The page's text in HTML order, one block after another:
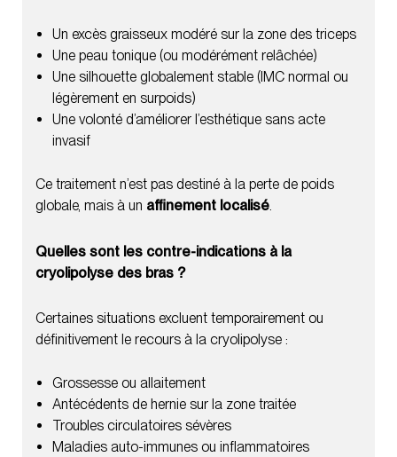
Un excès graisseux modéré sur la zone des triceps
Une peau tonique (ou modérément relâchée)
Une silhouette globalement stable (IMC normal ou
légèrement en surpoids)
Une volonté d’améliorer l’esthétique sans acte
invasif
Ce traitement n’est pas destiné à la perte de poids
globale, mais à un affinement localisé
Quelles sont les contre-indications à la
cryolipolyse des bras ?
Certaines situations excluent temporairement ou
définitivement le recours à la cryolipolyse :
Grossesse ou allaitement
Antécédents de hernie sur la zone traitée
Troubles circulatoires sévères
Maladies auto-immunes ou inflammatoires